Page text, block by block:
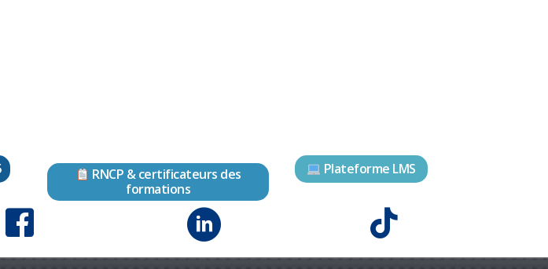
RNCP & certificateurs des
formations
Plateforme LMS